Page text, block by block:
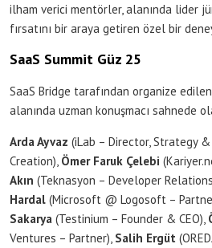
ilham verici mentörler, alanında lider
fırsatını bir araya getiren özel bir
SaaS Summit Güz 25
SaaS Bridge tarafından organize
alanında uzman konuşmacı sahnede
Arda Ayvaz (iLab – Director, Strategy
Creation), Ömer Faruk Çelebi
Akın (Teknasyon – Developer
Hardal (Microsoft @ Logosoft –
Sakarya (Testinium – Founder & CEO),
Ventures – Partner), Salih Ergüt